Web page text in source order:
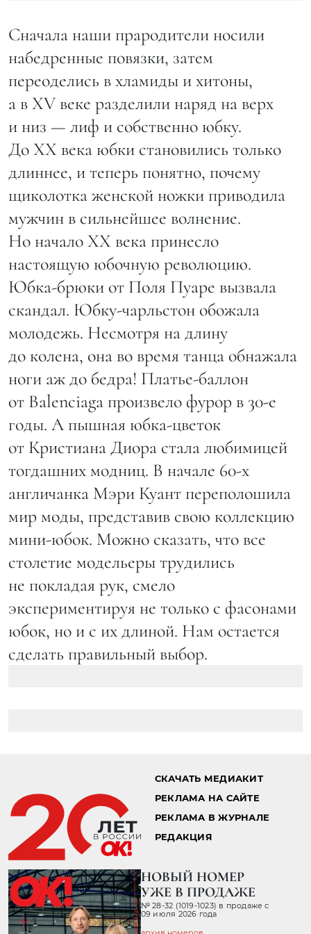
Сначала наши прародители носили
набедренные повязки, затем
переоделись в хламиды и хитоны,
а в XV веке разделили наряд на верх
и низ — лиф и собственно юбку.
До XX века юбки становились только
длиннее, и теперь понятно, почему
щиколотка женской ножки приводила
мужчин в сильнейшее волнение.
Но начало XX века принесло
настоящую юбочную революцию.
Юбка-брюки от Поля Пуаре вызвала
скандал. Юбку-чарльстон обожала
молодежь. Несмотря на длину
до колена, она во время танца обнажала
ноги аж до бедра! Платье-баллон
от Balenciaga произвело фурор в 30-е
годы. А пышная юбка-цветок
от Кристиана Диора стала любимицей
тогдашних модниц. В начале 60-х
англичанка Мэри Куант переполошила
мир моды, представив свою коллекцию
мини-юбок. Можно сказать, что все
столетие модельеры трудились
не покладая рук, смело
экспериментируя не только с фасонами
юбок, но и с их длиной. Нам остается
сделать правильный выбор.
СКАЧАТЬ МЕДИАКИТ
РЕКЛАМА НА САЙТЕ
РЕКЛАМА В ЖУРНАЛЕ
РЕДАКЦИЯ
НОВЫЙ НОМЕР
УЖЕ В ПРОДАЖЕ
№ 28-32 (1019-1023) в продаже с
09 июля 2026 года